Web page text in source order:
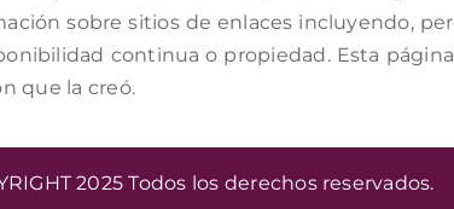
sobre sitios de enlaces incluyendo,
continua o propiedad. Esta
que la creó.
2025 Todos los derechos reservados.